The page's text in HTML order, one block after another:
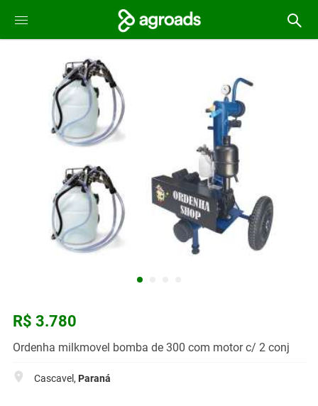
R$ 3.780
Ordenha milkmovel bomba de 300 com motor c/ 2 conj
Cascavel, Paraná